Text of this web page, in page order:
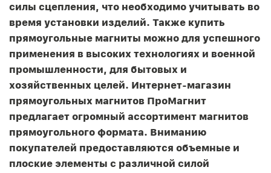
силы сцепления, что необходимо учитывать во
время установки изделий. Также купить
прямоугольные магниты можно для успешного
применения в высоких технологиях и военной
промышленности, для бытовых и
хозяйственных целей. Интернет-магазин
прямоугольных магнитов ПроМагнит
предлагает огромный ассортимент магнитов
прямоугольного формата. Вниманию
покупателей предоставляются объемные и
плоские элементы с различной силой